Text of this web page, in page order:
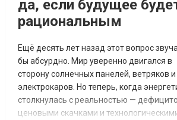
да, если будущее
рациональным
Ещё десять лет назад этот вопрос
бы абсурдно. Мир уверенно двигался в
сторону солнечных панелей, ветряков и
электрокаров. Но теперь, когда
столкнулась с реальностью —
ценовыми скачками и